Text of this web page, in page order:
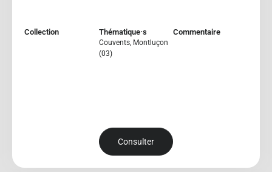
Collection Thématique·s
Couvents, Montluçon
(03)
Commentaire
Consulter